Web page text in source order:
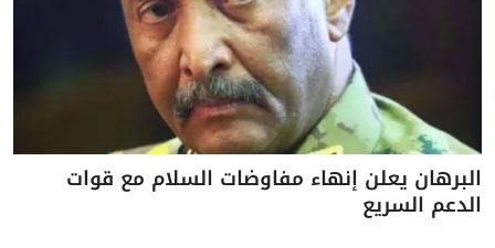
البرهان يعلن إنهاء مفاوضات السلام مع قوات
الدعم السريع